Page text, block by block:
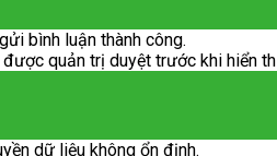
bình luận thành công.
quản trị duyệt trước khi hiển
dữ liệu không ổn định.